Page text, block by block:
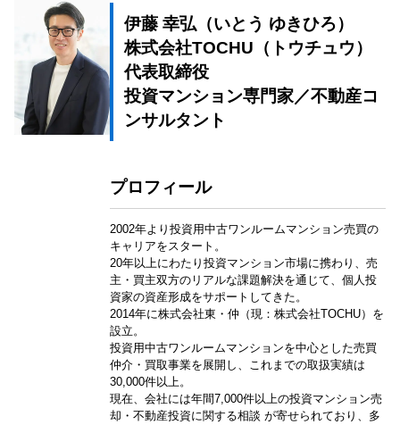
伊藤 幸弘（いとう ゆきひろ）
株式会社TOCHU（トウチュウ）
代表取締役
投資マンション専門家／不動産コ
ンサルタント
プロフィール
2002年より投資用中古ワンルームマンション売買の
キャリアをスタート。
20年以上にわたり投資マンション市場に携わり、売
主・買主双方のリアルな課題解決を通じて、個人投
資家の資産形成をサポートしてきた。
2014年に株式会社東・仲（現：株式会社TOCHU）を
設立。
投資用中古ワンルームマンションを中心とした売買
仲介・買取事業を展開し、これまでの取扱実績は
30,000件以上。
現在、会社には年間7,000件以上の投資マンション売
却・不動産投資に関する相談 が寄せられており、多